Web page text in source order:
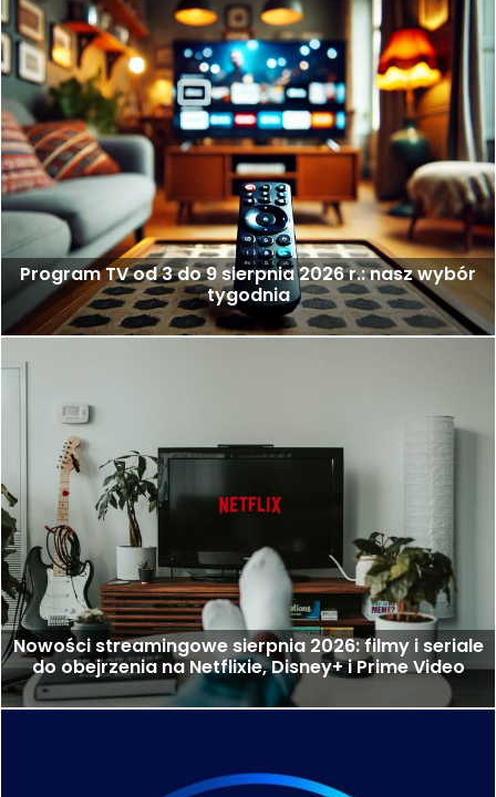
Program TV od 3 do 9 sierpnia 2026 r.: nasz wybór
tygodnia
Nowości streamingowe sierpnia 2026: filmy i seriale
do obejrzenia na Netflixie, Disney+ i Prime Video